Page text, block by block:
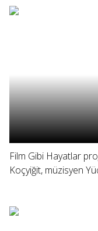
Film Gibi Hayatlar
Koçyiğit, müzisyen